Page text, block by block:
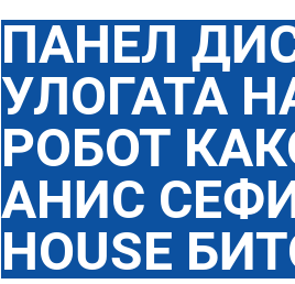
ПАНЕЛ
УЛОГАТА
РОБОТ
АНИС
HOUSE